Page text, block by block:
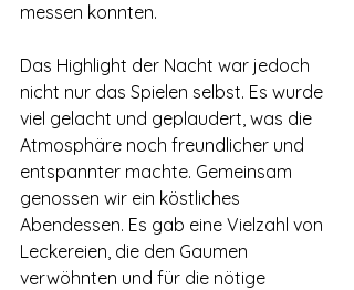
messen konnten.
Das Highlight der Nacht war jedoch
nicht nur das Spielen selbst. Es wurde
viel gelacht und geplaudert, was die
Atmosphäre noch freundlicher und
entspannter machte. Gemeinsam
genossen wir ein köstliches
Abendessen. Es gab eine Vielzahl von
Leckereien, die den Gaumen
verwöhnten und für die nötige